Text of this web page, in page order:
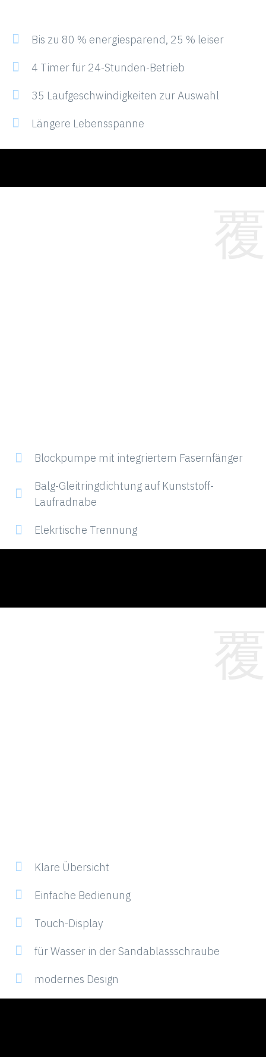
Bis zu 80 % energiesparend, 25 % leiser
4 Timer für 24-Stunden-Betrieb
35 Laufgeschwindigkeiten zur Auswahl
Längere Lebensspanne
Blockpumpe mit integriertem Fasernfänger
Balg-Gleitringdichtung auf Kunststoff-
Laufradnabe
Elekrtische Trennung
Klare Übersicht
Einfache Bedienung
Touch-Display
für Wasser in der Sandablassschraube
modernes Design